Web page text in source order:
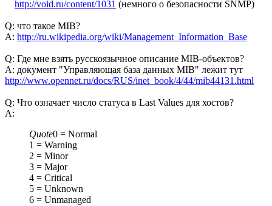
http://void.ru/content/1031 (немного о безопасности SNMP)
Q: что такое MIB?
A: http://ru.wikipedia.org/wiki/Management_Information_Base
Q: Где мне взять русскоязычное описание MIB-объектов?
A: документ "Управляющая база данных MIB" лежит тут
http://www.opennet.ru/docs/RUS/inet_book/4/44/mib44131.html
Q: Что означает число статуса в Last Values для хостов?
A:
Quote0 = Normal
1 = Warning
2 = Minor
3 = Major
4 = Critical
5 = Unknown
6 = Unmanaged